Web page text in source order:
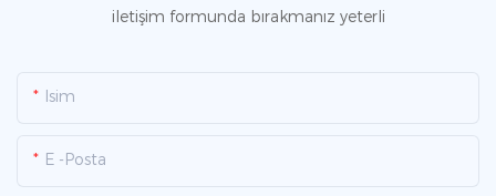
iletişim formunda bırakmanız yeterli
Isim
E -posta